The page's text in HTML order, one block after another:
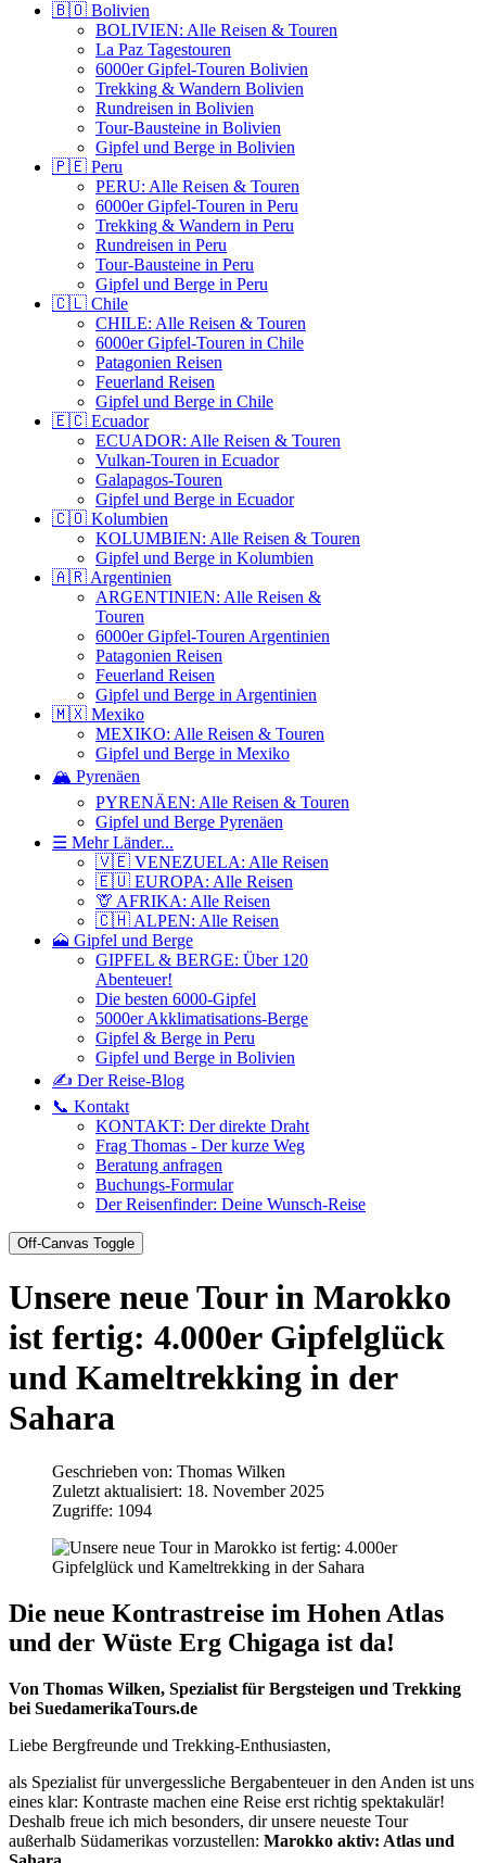
🇧🇴 Bolivien
BOLIVIEN: Alle Reisen & Touren
La Paz Tagestouren
6000er Gipfel-Touren Bolivien
Trekking & Wandern Bolivien
Rundreisen in Bolivien
Tour-Bausteine in Bolivien
Gipfel und Berge in Bolivien
🇵🇪 Peru
PERU: Alle Reisen & Touren
6000er Gipfel-Touren in Peru
Trekking & Wandern in Peru
Rundreisen in Peru
Tour-Bausteine in Peru
Gipfel und Berge in Peru
🇨🇱 Chile
CHILE: Alle Reisen & Touren
6000er Gipfel-Touren in Chile
Patagonien Reisen
Feuerland Reisen
Gipfel und Berge in Chile
🇪🇨 Ecuador
ECUADOR: Alle Reisen & Touren
Vulkan-Touren in Ecuador
Galapagos-Touren
Gipfel und Berge in Ecuador
🇨🇴 Kolumbien
KOLUMBIEN: Alle Reisen & Touren
Gipfel und Berge in Kolumbien
🇦🇷 Argentinien
ARGENTINIEN: Alle Reisen &
Touren
6000er Gipfel-Touren Argentinien
Patagonien Reisen
Feuerland Reisen
Gipfel und Berge in Argentinien
🇲🇽 Mexiko
MEXIKO: Alle Reisen & Touren
Gipfel und Berge in Mexiko
🏔️ Pyrenäen
PYRENÄEN: Alle Reisen & Touren
Gipfel und Berge Pyrenäen
☰ Mehr Länder...
🇻🇪 VENEZUELA: Alle Reisen
🇪🇺 EUROPA: Alle Reisen
🦒 AFRIKA: Alle Reisen
🇨🇭 ALPEN: Alle Reisen
🗻 Gipfel und Berge
GIPFEL & BERGE: Über 120
Abenteuer!
Die besten 6000-Gipfel
5000er Akklimatisations-Berge
Gipfel & Berge in Peru
Gipfel und Berge in Bolivien
✍️ Der Reise-Blog
📞 Kontakt
KONTAKT: Der direkte Draht
Frag Thomas - Der kurze Weg
Beratung anfragen
Buchungs-Formular
Der Reisenfinder: Deine Wunsch-Reise
Off-Canvas Toggle
Unsere neue Tour in Marokko
ist fertig: 4.000er Gipfelglück
und Kameltrekking in der
Sahara
Geschrieben von: Thomas Wilken
Zuletzt aktualisiert: 18. November 2025
Zugriffe: 1094
Die neue Kontrastreise im Hohen Atlas
und der Wüste Erg Chigaga ist da!
Von Thomas Wilken, Spezialist für Bergsteigen und Trekking
bei SuedamerikaTours.de
Liebe Bergfreunde und Trekking-Enthusiasten,
als Spezialist für unvergessliche Bergabenteuer in den Anden ist uns
eines klar: Kontraste machen eine Reise erst richtig spektakulär!
Deshalb freue ich mich besonders, dir unsere neueste Tour
außerhalb Südamerikas vorzustellen: Marokko aktiv: Atlas und